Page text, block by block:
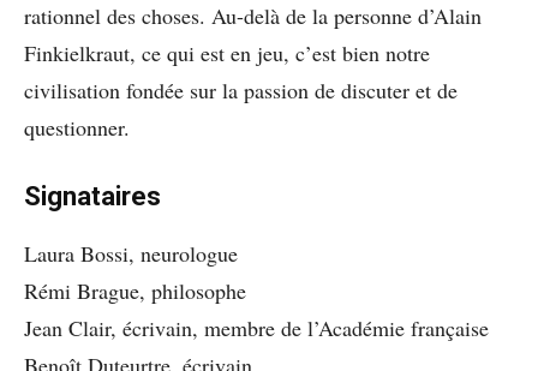
rationnel des choses. Au-delà de la personne d’Alain
Finkielkraut, ce qui est en jeu, c’est bien notre
civilisation fondée sur la passion de discuter et de
questionner.
Signataires
Laura Bossi, neurologue
Rémi Brague, philosophe
Jean Clair, écrivain, membre de l’Académie française